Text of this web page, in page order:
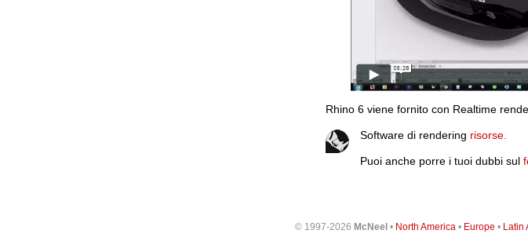
Rhino 6 viene fornito con Realtime
Software di rendering risorse.
Puoi anche porre i tuoi dubbi sul
© 1997-2026 McNeel• North America • Europe • Latin